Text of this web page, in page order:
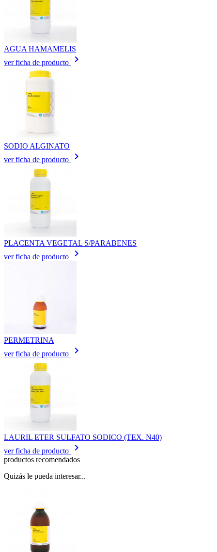
AGUA HAMAMELIS
ver ficha de producto
keyboard_arrow_right
SODIO ALGINATO
ver ficha de producto
keyboard_arrow_right
PLACENTA VEGETAL S/PARABENES
ver ficha de producto
keyboard_arrow_right
PERMETRINA
ver ficha de producto
keyboard_arrow_right
LAURIL ETER SULFATO SODICO (TEX. N40)
ver ficha de producto
keyboard_arrow_right
productos recomendados
Quizás le pueda interesar...